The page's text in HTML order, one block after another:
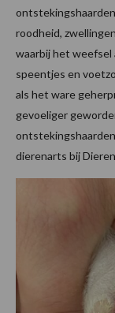
roodheid,
waarbij het
speentjes en
als het ware
gevoeliger
dierenarts bij